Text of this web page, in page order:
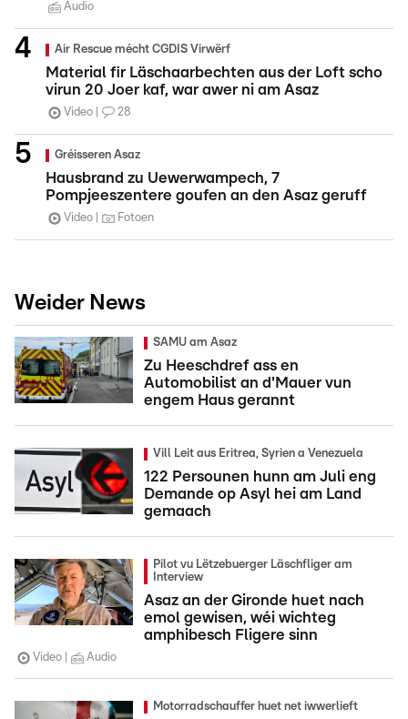
Audio
Air Rescue mécht CGDIS Virwërf
Material fir Läschaarbechten aus der Loft scho
virun 20 Joer kaf, war awer ni am Asaz
Video 28
Gréisseren Asaz
Hausbrand zu Uewerwampech, 7
Pompjeeszentere goufen an den Asaz geruff
Video Fotoen
Weider News
SAMU am Asaz
Zu Heeschdref ass en
Automobilist an d'Mauer vun
engem Haus gerannt
Vill Leit aus Eritrea, Syrien a Venezuela
122 Persounen hunn am Juli eng
Demande op Asyl hei am Land
gemaach
Pilot vu Lëtzebuerger Läschfliger am
Interview
Asaz an der Gironde huet nach
emol gewisen, wéi wichteg
amphibesch Fligere sinn
Video Audio
Motorradschauffer huet net iwwerlieft